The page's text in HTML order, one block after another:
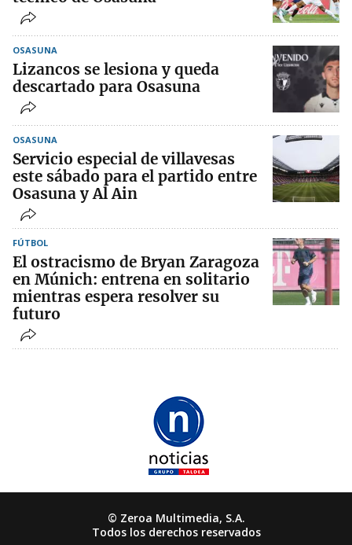
OSASUNA
Lizancos se lesiona y queda
descartado para Osasuna
OSASUNA
Servicio especial de villavesas
este sábado para el partido entre
Osasuna y Al Ain
FÚTBOL
El ostracismo de Bryan Zaragoza
en Múnich: entrena en solitario
mientras espera resolver su
futuro
© Zeroa Multimedia, S.A.
Todos los derechos reservados